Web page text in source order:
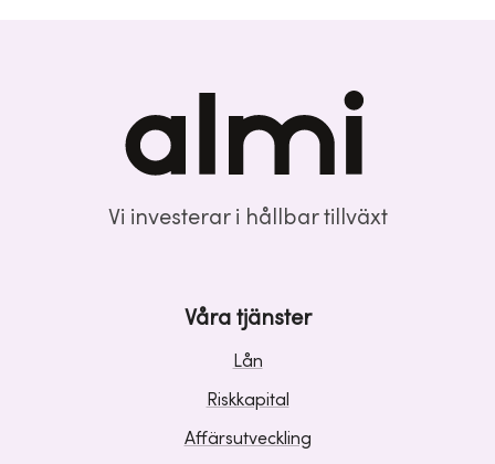
Vi investerar i hållbar tillväxt
Våra tjänster
Lån
Riskkapital
Affärsutveckling